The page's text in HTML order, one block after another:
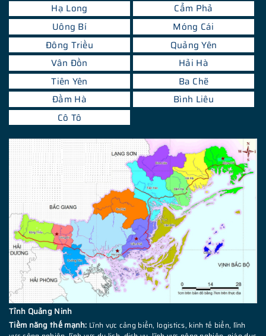
Hạ Long
Cẩm Phả
Uông Bí
Móng Cái
Đông Triều
Quảng Yên
Vân Đồn
Hải Hà
Tiên Yên
Ba Chẽ
Đầm Hà
Bình Liêu
Cô Tô
Tỉnh Quảng Ninh
Tiềm năng thế mạnh: Lĩnh vực cảng biển, logistics, kinh tế biển, lĩnh